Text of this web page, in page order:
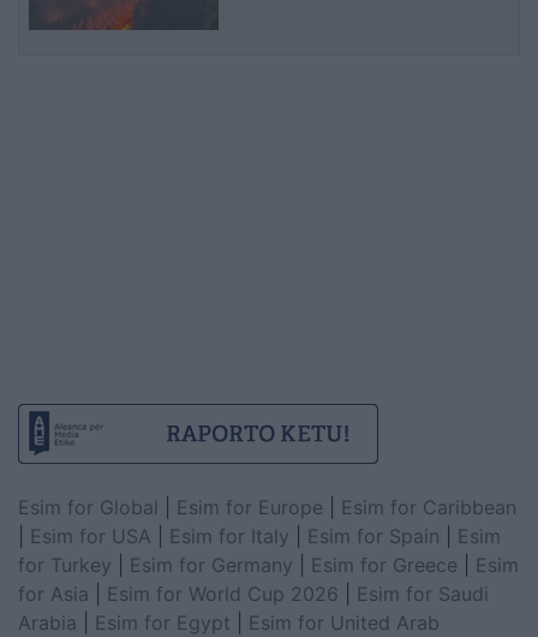
Esim for Global Esim for Europe
Esim for Caribbean
Esim for USA Esim for Italy Esim for Spain
Esim
for Turkey
Esim for Germany Esim for Greece
Esim
for Asia
Esim for World Cup 2026
Esim for Saudi
Arabia
Esim for Egypt
Esim for United Arab